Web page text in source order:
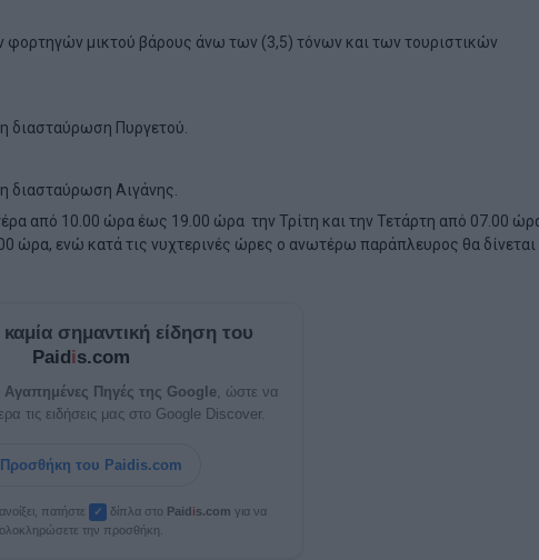
φορτηγών μικτού βάρους άνω των (3,5) τόνων και των τουριστικών
διασταύρωση Πυργετού.
διασταύρωση Αιγάνης.
από 10.00 ώρα έως 19.00 ώρα την Τρίτη και την Τετάρτη από 07.00
ενώ κατά τις νυχτερινές ώρες ο ανωτέρω παράπλευρος θα δίνεται
σημαντική είδηση του
Paidis.com
Αγαπημένες Πηγές της Google , ώστε να
τις ειδήσεις μας στο Google Discover.
Προσθήκη του Paidis.com
πατήστε ✓ δίπλα στο Paidis.com για να
ολοκληρώσετε την προσθήκη.